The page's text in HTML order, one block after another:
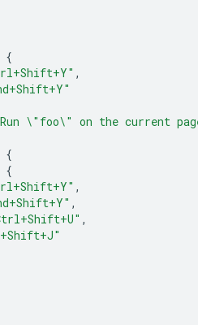
{
,
\"foo\" on the current
{
{
,
,
,